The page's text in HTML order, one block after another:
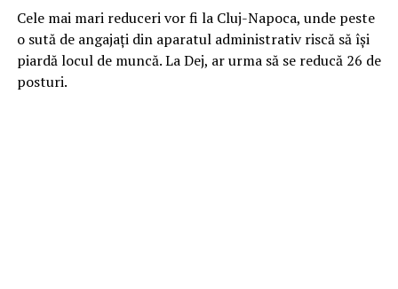
Cele mai mari reduceri vor fi la Cluj-Napoca, unde peste
o sută de angajați din aparatul administrativ riscă să își
piardă locul de muncă. La Dej, ar urma să se reducă 26 de
posturi.